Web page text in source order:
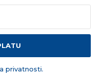
privatnosti.